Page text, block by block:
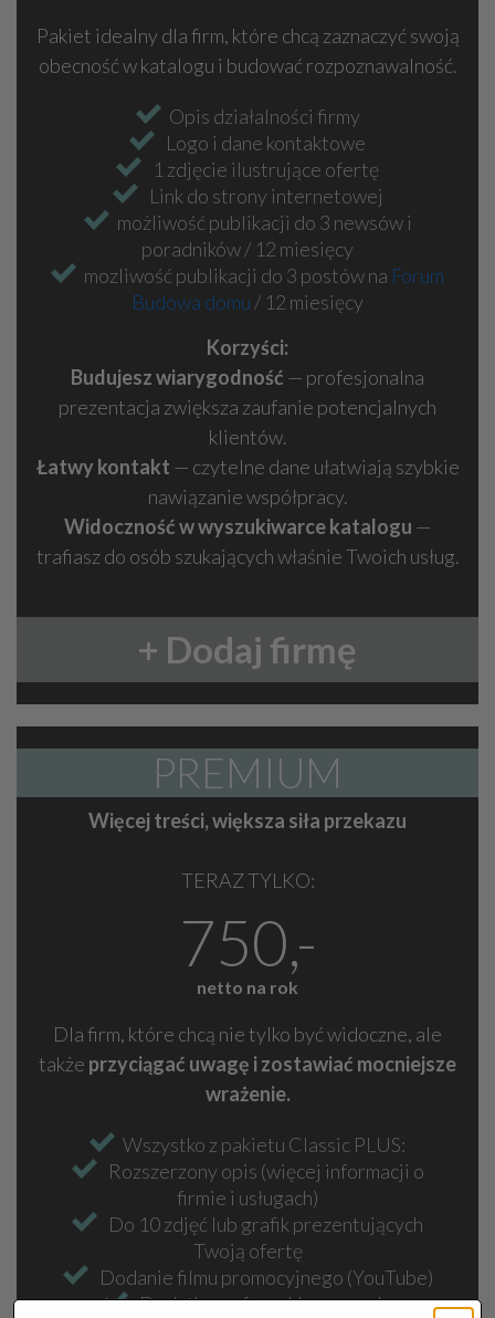
Pakiet idealny dla firm, które chcą zaznaczyć swoją
obecność w katalogu i budować rozpoznawalność.
Opis działalności firmy
Logo i dane kontaktowe
1 zdjęcie ilustrujące ofertę
Link do strony internetowej
możliwość publikacji do 3 newsów i
poradników / 12 miesięcy
mozliwość publikacji do 3 postów na Forum
Budowa domu / 12 miesięcy
Korzyści:
Budujesz wiarygodność — profesjonalna
prezentacja zwiększa zaufanie potencjalnych
klientów.
Łatwy kontakt — czytelne dane ułatwiają szybkie
nawiązanie współpracy.
Widoczność w wyszukiwarce katalogu —
trafiasz do osób szukających właśnie Twoich usług.
+ Dodaj firmę
PREMIUM
Więcej treści, większa siła przekazu
TERAZ TYLKO:
750,-
netto na rok
Dla firm, które chcą nie tylko być widoczne, ale
także przyciągać uwagę i zostawiać mocniejsze
wrażenie.
Wszystko z pakietu Classic PLUS:
Rozszerzony opis (więcej informacji o
firmie i usługach)
Do 10 zdjęć lub grafik prezentujących
Twoją ofertę
Dodanie filmu promocyjnego (YouTube)
Dodatkowe frazy kluczowe do